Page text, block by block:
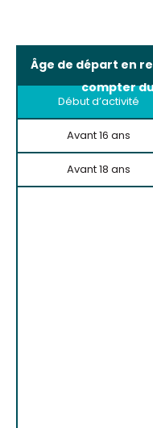
Âge de départ en
compter
Début d’activité
Avant 16 ans
Avant 18 ans